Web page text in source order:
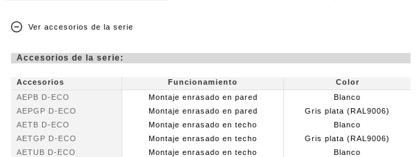
Ver accesorios de la serie
Accesorios de la serie:
Accesorios Funcionamiento
Color
AEPB D-ECO
Montaje enrasado en pared
Blanco
AEPGP D-ECO
Montaje enrasado en pared
Gris plata (RAL9006)
AETB D-ECO
Montaje enrasado en techo
Blanco
AETGP D-ECO
Montaje enrasado en techo
Gris plata (RAL9006)
AETUB D-ECO
Montaje enrasado en techo
Blanco